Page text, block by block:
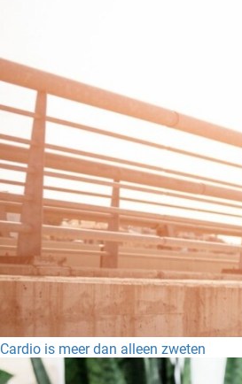
Cardio is meer dan alleen zweten